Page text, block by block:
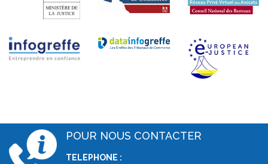
POUR NOUS CONTACTER
TELEPHONE :